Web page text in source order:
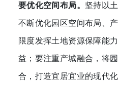
要优化空间布局。 坚持以
不断优化园区空间布局、
限度发挥土地资源保障能
益；要注重产城融合，将
合，打造宜居宜业的现代